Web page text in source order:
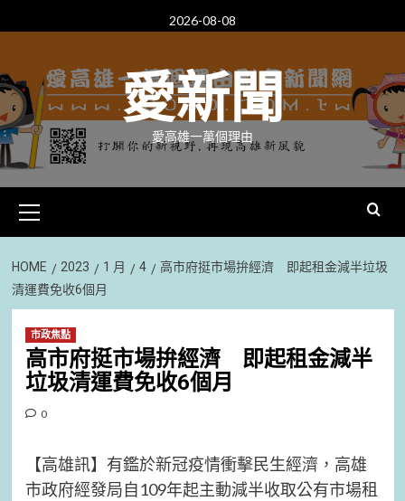
to
2026-08-08
愛新聞
愛高雄一萬個理由
Menu
HOME 2023 1 月 4
高市府挺市場拚經濟 即起租金減半垃圾
清運費免收6個月
市政焦點
高市府挺市場拚經濟 即起租金減半
垃圾清運費免收6個月
0
【高雄訊】有鑑於新冠疫情衝擊民生經濟，高雄
市政府經發局自109年起主動減半收取公有市場租